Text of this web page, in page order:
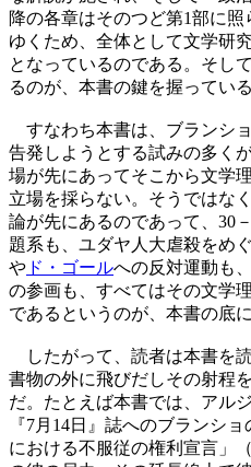
降の各章はそのつど第1部に
ゆくため、全体として文学研
となっているのである。そし
るのが、本書の鍵を握ってい
すなわち本書は、ブランシ
告発しようとする試みの多く
場が先にあってそこから文学
立場を採らない。そうではな
論が先にあるのであって、30
題系も、ユダヤ人大虐殺をめ
や ド・ゴールへの反対運動も
の参画も、すべてはその文学
であるというのが、本書の底
したがって、読者は本書を
書物の外に飛びだしその射程
だ。たとえば本書では、アル
『7月14日』誌へのブランシ
における不服従の権利宣言」